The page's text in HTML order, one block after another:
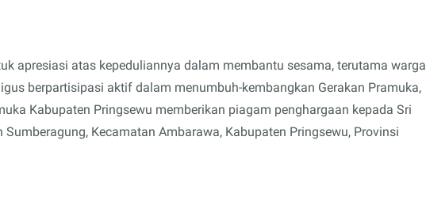
apresiasi atas kepeduliannya dalam membantu sesama, terutama warga
berpartisipasi aktif dalam menumbuh-kembangkan Gerakan Pramuka,
Kabupaten Pringsewu memberikan piagam penghargaan kepada Sri
Sumberagung, Kecamatan Ambarawa, Kabupaten Pringsewu, Provinsi